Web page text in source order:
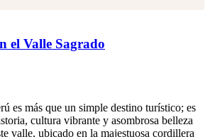
el Valle Sagrado
es más que un simple destino turístico; es
cultura vibrante y asombrosa belleza
valle, ubicado en la majestuosa cordillera